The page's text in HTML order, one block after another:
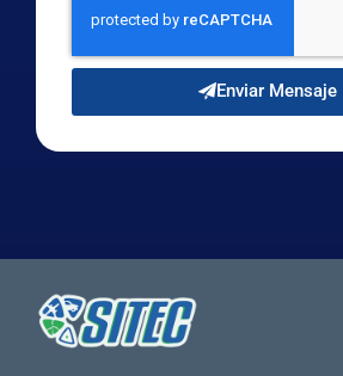
Enviar Mensaje